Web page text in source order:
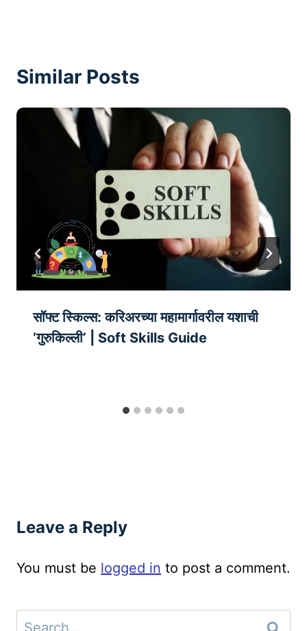
Similar Posts
सॉफ्ट स्किल्स: करिअरच्या महामार्गावरील यशाची
‘गुरुकिल्ली’ | Soft Skills Guide
Leave a Reply
You must be logged in to post a comment.
Search